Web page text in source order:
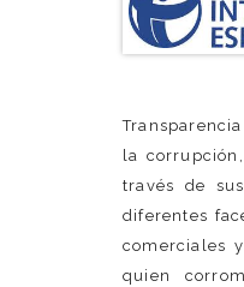
la
través de
diferentes
comerciales
quien